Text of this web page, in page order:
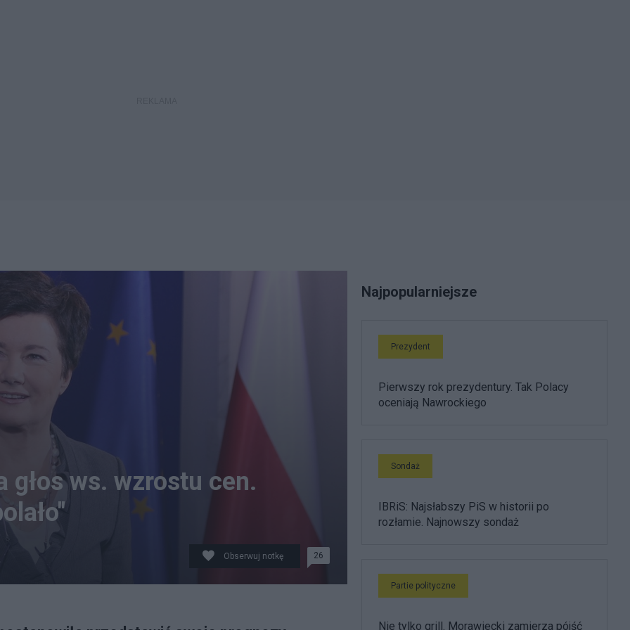
głos ws. wzrostu cen.
Obserwuj notkę 26
Najpopularniejsze
Prezydent
Pierwszy rok prezydentury. Tak Polacy
oceniają Nawrockiego
Sondaż
IBRiS: Najsłabszy PiS w historii po
rozłamie. Najnowszy sondaż
Partie polityczne
Nie tylko grill. Morawiecki zamierza pójść